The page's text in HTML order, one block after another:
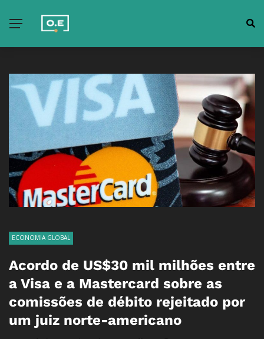
ECONOMIA GLOBAL
Acordo de US$30 mil milhões entre
a Visa e a Mastercard sobre as
comissões de débito rejeitado por
um juiz norte-americano